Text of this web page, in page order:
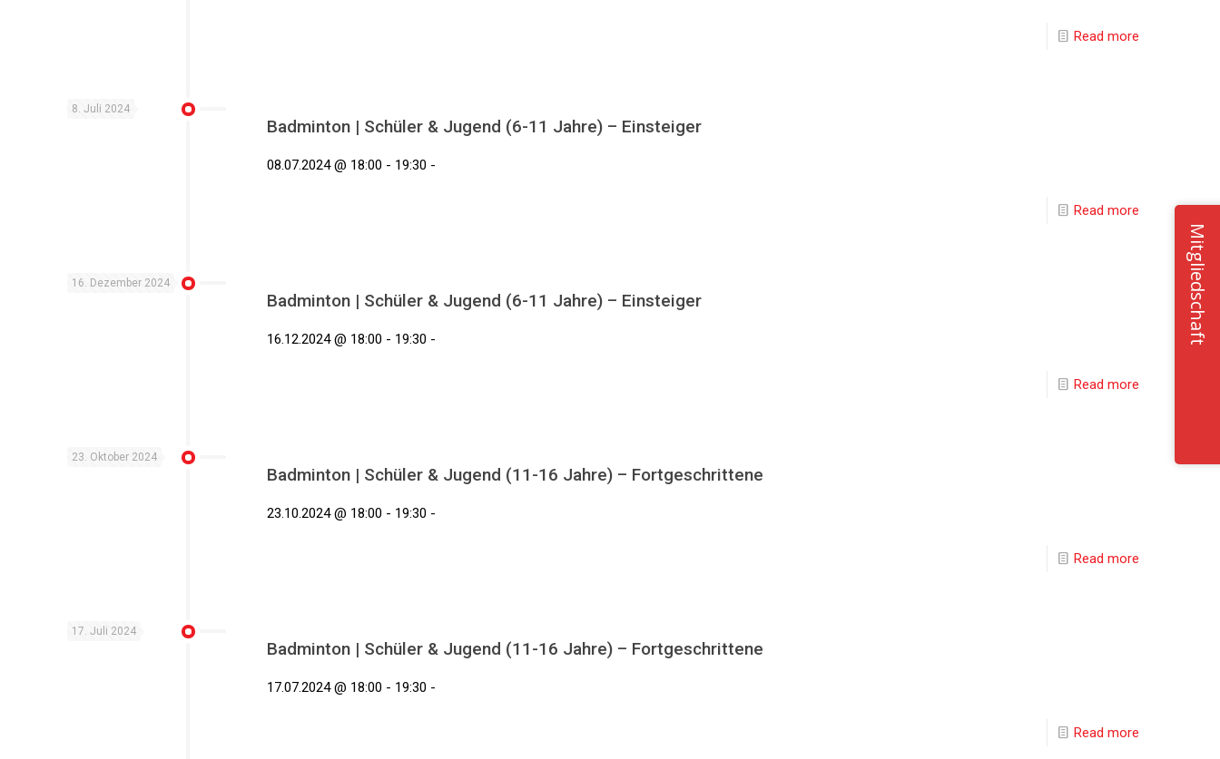
Read more
8. Juli 2024
Badminton | Schüler & Jugend (6-11 Jahre) – Einsteiger
08.07.2024 @ 18:00 - 19:30 -
Read more
16. Dezember 2024
Badminton | Schüler & Jugend (6-11 Jahre) – Einsteiger
16.12.2024 @ 18:00 - 19:30 -
Read more
23. Oktober 2024
Badminton | Schüler & Jugend (11-16 Jahre) – Fortgeschrittene
23.10.2024 @ 18:00 - 19:30 -
Read more
17. Juli 2024
Badminton | Schüler & Jugend (11-16 Jahre) – Fortgeschrittene
17.07.2024 @ 18:00 - 19:30 -
Read more
Mitgliedschaft